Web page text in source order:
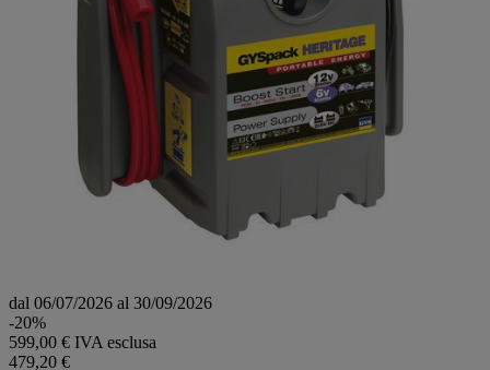
dal 06/07/2026 al 30/09/2026
-20%
599,00 € IVA esclusa
479,20 €